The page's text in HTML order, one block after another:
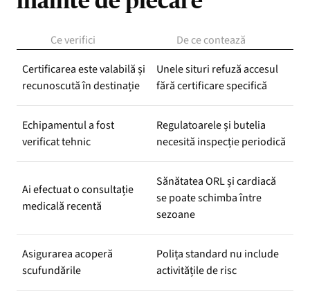
Ce verifici
De ce contează
Certificarea este valabilă și
recunoscută în destinație
Unele situri refuză accesul
fără certificare specifică
Echipamentul a fost
verificat tehnic
Regulatoarele și butelia
necesită inspecție periodică
Ai efectuat o consultație
medicală recentă
Sănătatea ORL și cardiacă
se poate schimba între
sezoane
Asigurarea acoperă
scufundările
Polița standard nu include
activitățile de risc